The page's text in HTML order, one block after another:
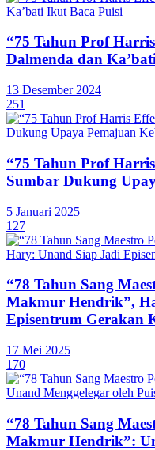
“75 Tahun Prof
Dalmenda dan
13 Desember 2024
251
“75 Tahun Prof
Sumbar Dukung
5 Januari 2025
127
“78 Tahun Sang
Makmur Hendrik”,
Episentrum Gerakan
17 Mei 2025
170
“78 Tahun Sang
Makmur Hendrik”: